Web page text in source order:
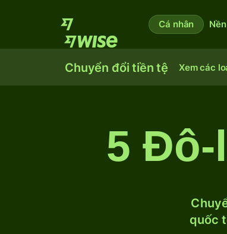
Cá nhân
Chuyển đổi tiền tệ Xem các
5 Đô-
quốc